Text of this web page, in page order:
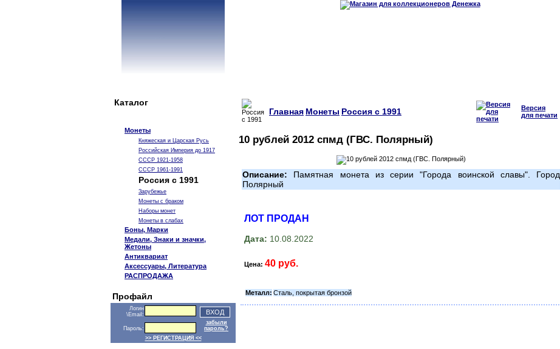
Каталог
Монеты
Княжеская и Царская Русь
Российская Империя до 1917
СССР 1921-1958
СССР 1961-1991
Россия с 1991
Зарубежье
Монеты с браком
Наборы монет
Монеты в слабах
Боны, Марки
Медали, Знаки и значки,
Жетоны
Антиквариат
Аксессуары, Литература
РАСПРОДАЖА
Профайл
Логин
\Email:
Пароль:
забыли
пароль?
>> РЕГИСТРАЦИЯ <<
Главная Монеты Россия с 1991
Версия
для печати
10 рублей 2012 спмд (ГВС. Полярный)
Описание: Памятная монета из серии "Города воинской славы". Город
Полярный
ЛОТ ПРОДАН
Дата: 10.08.2022
Цена: 40 руб.
Металл: Сталь, покрытая бронзой